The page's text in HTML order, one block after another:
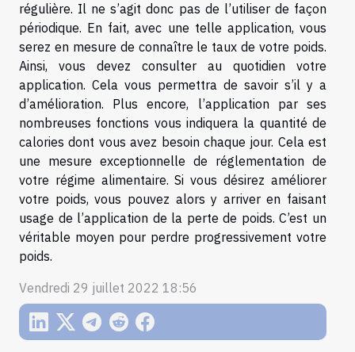
régulière. Il ne s’agit donc pas de l’utiliser de façon
périodique. En fait, avec une telle application, vous
serez en mesure de connaître le taux de votre poids.
Ainsi, vous devez consulter au quotidien votre
application. Cela vous permettra de savoir s’il y a
d’amélioration. Plus encore, l’application par ses
nombreuses fonctions vous indiquera la quantité de
calories dont vous avez besoin chaque jour. Cela est
une mesure exceptionnelle de réglementation de
votre régime alimentaire. Si vous désirez améliorer
votre poids, vous pouvez alors y arriver en faisant
usage de l’application de la perte de poids. C’est un
véritable moyen pour perdre progressivement votre
poids.
Vendredi 29 juillet 2022 18:56